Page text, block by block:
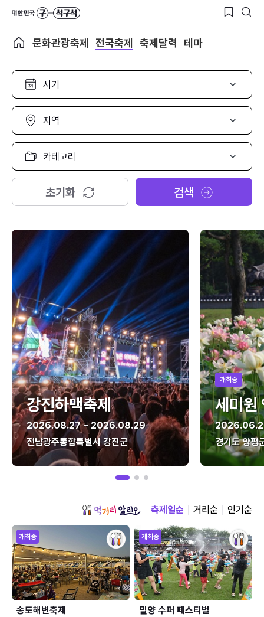
문화관광축제 전국축제 축제달력 테마
시
선
택
지
선
택
카
고
리
택
초기화 검색
강진하맥축제
2026.08.27 ~ 2026.08.29
전남광주통합특별시 강진군
개최중
세미원
경기도 양평
축제일순 거리순 인기순
개최중
송도해변축제
개최중
밀양 수퍼 페스티벌